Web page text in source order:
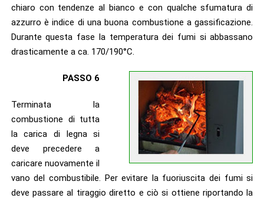
chiaro con tendenze al bianco e con qualche sfumatura di
azzurro è indice di una buona combustione a gassificazione.
Durante questa fase la temperatura dei fumi si abbassano
drasticamente a ca. 170/190°C.
PASSO 6
Terminata la
combustione di tutta
la carica di legna si
deve precedere a
caricare nuovamente il
vano del combustibile. Per evitare la fuoriuscita dei fumi si
deve passare al tiraggio diretto e ciò si ottiene riportando la